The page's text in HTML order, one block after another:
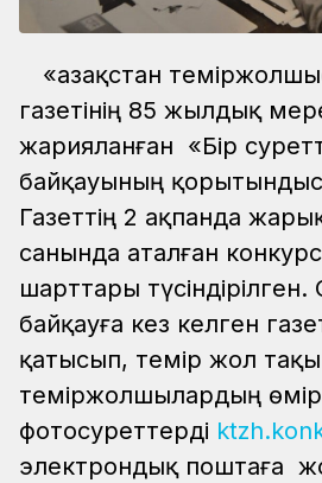
«Қазақстан
газетінің 85 жылдық
жарияланған «Бір
байқауының
Газеттің 2 ақпанда
санында аталған
шарттары түсіндірілген.
байқауға кез келген
қатысып, темір жол
теміржолшылардың
фотосуреттерді
электрондық поштаға